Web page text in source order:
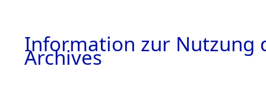
Information zur Nutzung
Archives